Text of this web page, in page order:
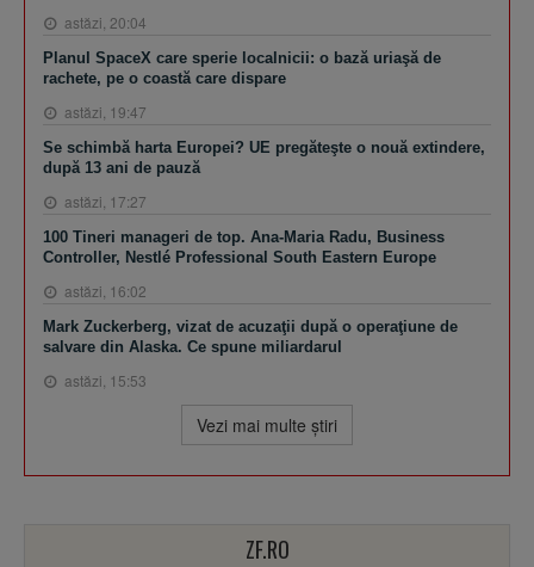
astăzi, 20:04
Planul SpaceX care sperie localnicii: o bază uriaşă de
rachete, pe o coastă care dispare
astăzi, 19:47
Se schimbă harta Europei? UE pregăteşte o nouă extindere,
după 13 ani de pauză
astăzi, 17:27
100 Tineri manageri de top. Ana-Maria Radu, Business
Controller, Nestlé Professional South Eastern Europe
astăzi, 16:02
Mark Zuckerberg, vizat de acuzaţii după o operaţiune de
salvare din Alaska. Ce spune miliardarul
astăzi, 15:53
Vezi mai multe ştiri
ZF.RO